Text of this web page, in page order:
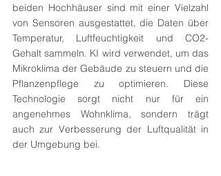
beiden Hochhäuser sind mit einer Vielzahl
von Sensoren ausgestattet, die Daten über
Temperatur, Luftfeuchtigkeit und CO2-
Gehalt sammeln. KI wird verwendet, um das
Mikroklima der Gebäude zu steuern und die
Pflanzenpflege zu optimieren. Diese
Technologie sorgt nicht nur für ein
angenehmes Wohnklima, sondern trägt
auch zur Verbesserung der Luftqualität in
der Umgebung bei.